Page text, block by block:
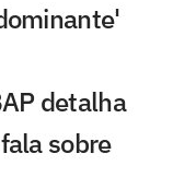
detalha
sobre